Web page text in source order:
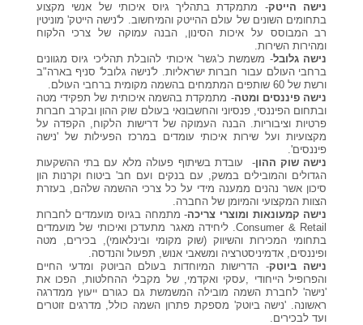
שאלות נפוצות
התנתקות
נישה הייטק- מתמקדת בתהליך גיוס איכותי של אנשי מקצוע
בתחומים השונים של עולם ההייטק והמיחשוב. ל'נישה הייטק' מוניטין
רב המבוסס על איכות הסינון, הבנה עמוקה של צרכי הלקוח
ומהירות השירות.
נישה גלובל- משמשת כ'גשר' איכותי להובלת תהליכי גיוס מגוונים
ברחבי העולם עבור חברות ישראליות. ל'נישה גלובל' סניף בארה"ב
ורשת של 60 שותפים המתמחים בהשמה מקומית ברחבי העולם.
נישה פיננסים ומטה- מתמקדת בהשמה איכותית של תפקידי מטה
ובתחום הפיננסי, פנסיוני והחשבונאי בעולם שוק ההון ובקרב חברות
פרטיות וציבוריות. הבנה העמוקה של דרישות הלקוח, הקפדה על
מקצועיות ועל שירות איכותי עומדים במרכז הפעילות של 'נישה
פיננסים'.
נישה שוק ההון- עובדת בשיתוף פעולה מלא עם בתי ההשקעות
הגדולים והמובילים במשק, עם בנקים ועם חב' ביטוח וקרנות הון
סיכון אשר נהנים ממענה מידי על כל צרכי ההשמה שלהם, בעזרת
הצוות המקצועי והמיומן של החברה.
נישה קמעונאות ומוצרי צריכה- מתמחה בגיוס מועמדים לחברות
Consumer & Retail. ליחידה מאגר מתעדכן ואיכותי של מועמדים
בתחומי המכירות והשיווק (שוק מקומי ובינלאומי), בכירים, מטה
ופיננסים, אדמיניסטרציה ומשאבי אנוש, תפעול והנדסה.
נישה ביוטק- הדרישות המיוחדות בעולם הביוטק ומדעי החיים
והפרופיל הייחודי ,עסקי ואקדמי, של מקבלי ההחלטות, הפכו את
'נישה' לחברת השמה מובילה המשמשת גם כגורם ייעוץ ממדרגה
ראשונה. 'נישה ביוטק' מספקת פתרון השמה כולל, מדרגים זוטרים
ועד לבכירים.